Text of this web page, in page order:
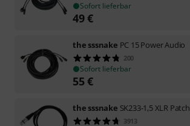
Sofort lieferbar
49€
the sssnake PC 15 Power Audio
200
Sofort lieferbar
55€
the sssnake SK233-1,5 XLR Patch
3913